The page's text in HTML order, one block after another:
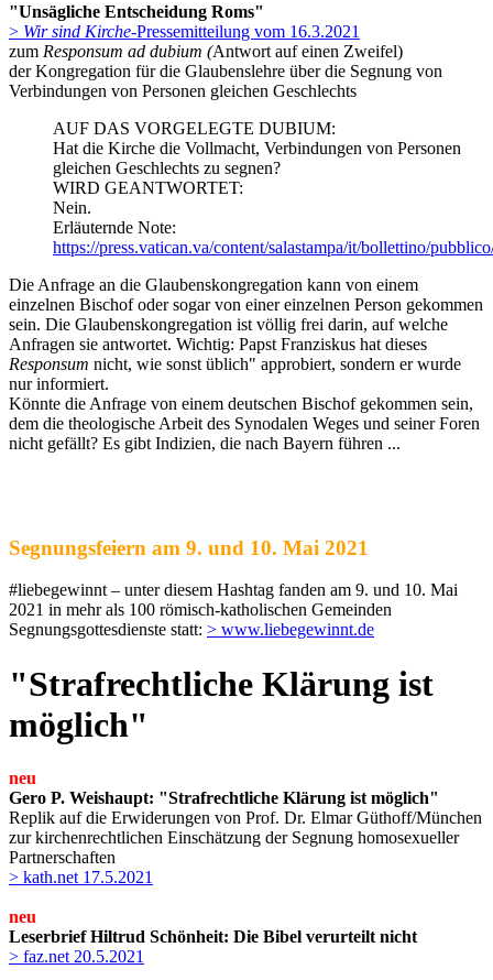
"Unsägliche Entscheidung Roms"
> Wir sind Kirche-Pressemitteilung vom 16.3.2021
zum Responsum ad dubium (Antwort auf einen Zweifel)
der Kongregation für die Glaubenslehre über die Segnung von
Verbindungen von Personen gleichen Geschlechts
AUF DAS VORGELEGTE DUBIUM:
Hat die Kirche die Vollmacht, Verbindungen von Personen
gleichen Geschlechts zu segnen?
WIRD GEANTWORTET:
Nein.
Erläuternde Note:
https://press.vatican.va/content/salastampa/it/bollettino/
Die Anfrage an die Glaubenskongregation kann von einem
einzelnen Bischof oder sogar von einer einzelnen Person gekommen
sein. Die Glaubenskongregation ist völlig frei darin, auf welche
Anfragen sie antwortet. Wichtig: Papst Franziskus hat dieses
Responsum nicht, wie sonst üblich" approbiert, sondern er wurde
nur informiert.
Könnte die Anfrage von einem deutschen Bischof gekommen sein,
dem die theologische Arbeit des Synodalen Weges und seiner Foren
nicht gefällt? Es gibt Indizien, die nach Bayern führen ...
Segnungsfeiern am 9. und 10. Mai 2021
#liebegewinnt – unter diesem Hashtag fanden am 9. und 10. Mai
2021 in mehr als 100 römisch-katholischen Gemeinden
Segnungsgottesdienste statt: > www.liebegewinnt.de
"Strafrechtliche Klärung ist
möglich"
neu
Gero P. Weishaupt: "Strafrechtliche Klärung ist möglich"
Replik auf die Erwiderungen von Prof. Dr. Elmar Güthoff/München
zur kirchenrechtlichen Einschätzung der Segnung homosexueller
Partnerschaften
> kath.net 17.5.2021
neu
Leserbrief Hiltrud Schönheit: Die Bibel verurteilt nicht
> faz.net 20.5.2021